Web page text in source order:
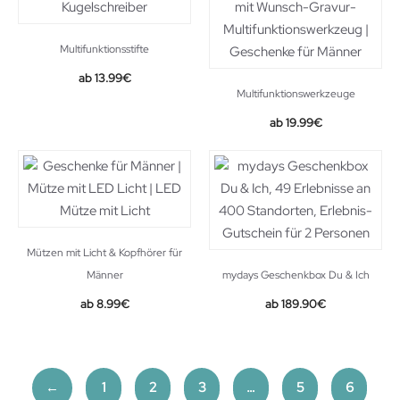
Multifunktionsstifte
Original
13.99€Current
Multifunktionswerkzeuge
19.99€
Mützen mit Licht & Kopfhörer für
Männer
8.99€
mydays Geschenkbox Du & Ich
189.90€
← 1 2 3 … 5 6